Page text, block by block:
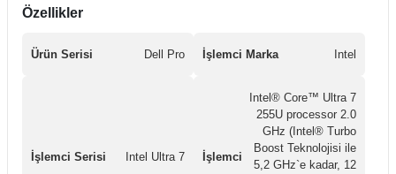
Özellikler
Ürün Serisi Dell Pro İşlemci Marka Intel
İşlemci Serisi Intel Ultra 7 İşlemci
Intel® Core™ Ultra 7
255U processor 2.0
GHz (Intel® Turbo
Boost Teknolojisi ile
5,2 GHz`e kadar, 12